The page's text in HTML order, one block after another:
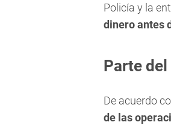
Policía y la
dinero antes
Parte
De acuerdo
de las